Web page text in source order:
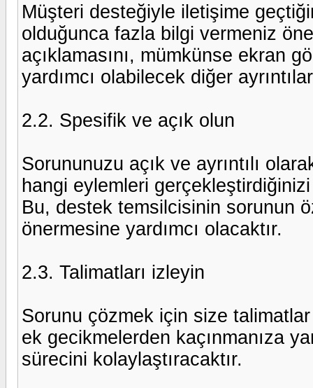
Müşteri desteğiyle iletişime
olduğunca fazla bilgi vermeniz
açıklamasını, mümkünse ekran
yardımcı olabilecek diğer
2.2. Spesifik ve açık olun
Sorununuzu açık ve ayrıntılı
hangi eylemleri
Bu, destek temsilcisinin sorunun
önermesine yardımcı olacaktır.
2.3. Talimatları izleyin
Sorunu çözmek için size
ek gecikmelerden kaçınmanıza
sürecini kolaylaştıracaktır.